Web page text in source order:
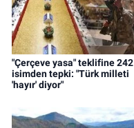
"Çerçeve yasa" teklifine 242
isimden tepki: "Türk milleti
'hayır' diyor"